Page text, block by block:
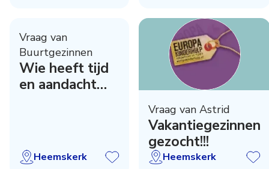
Vraag van
Buurtgezinnen
Wie heeft tijd
en aandacht
Heemskerk
Vraag van Astrid
Vakantiegezinnen
gezocht!!!
Heemskerk